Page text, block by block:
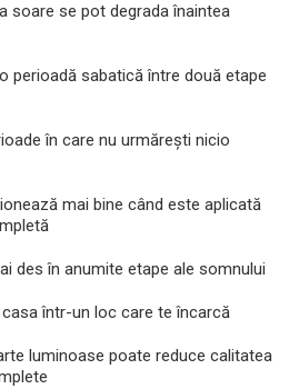
soare se pot degrada înaintea
perioadă sabatică între două etape
în care nu urmărești nicio
mai bine când este aplicată
des în anumite etape ale somnului
într-un loc care te încarcă
luminoase poate reduce calitatea